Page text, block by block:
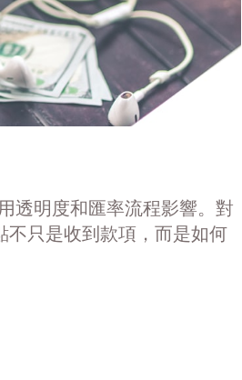
透明度和匯率流程影響。對
只是收到款項，而是如何